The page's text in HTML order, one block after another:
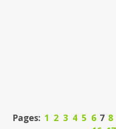
Pages: 1 2 3 4 5 6 7 8